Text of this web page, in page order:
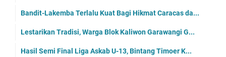
Bandit-Lakemba Terlalu Kuat Bagi Hikmat Caracas da...
Lestarikan Tradisi, Warga Blok Kaliwon Garawangi G...
Hasil Semi Final Liga Askab U-13, Bintang Timoer K...